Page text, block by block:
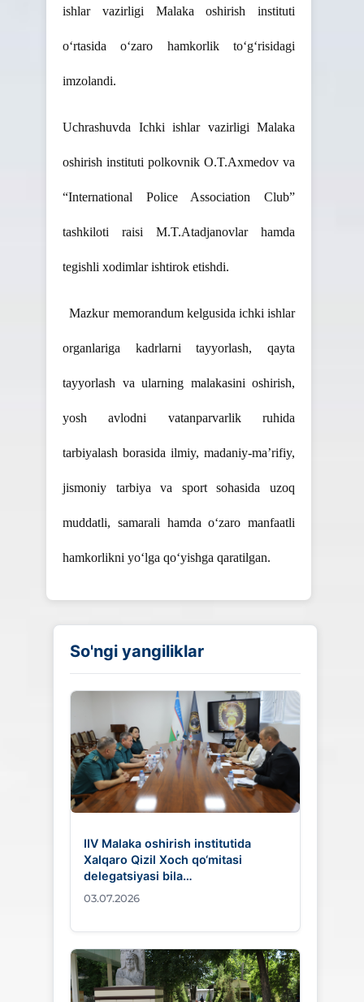
ishlar vazirligi Malaka oshirish instituti
o‘rtasida o‘zaro hamkorlik to‘g‘risidagi
imzolandi.
Uchrashuvda Ichki ishlar vazirligi Malaka
oshirish instituti polkovnik O.T.Axmedov va
“International Police Association Club”
tashkiloti raisi M.T.Atadjanovlar hamda
tegishli xodimlar ishtirok etishdi.
Mazkur memorandum kelgusida ichki ishlar
organlariga kadrlarni tayyorlash, qayta
tayyorlash va ularning malakasini oshirish,
yosh avlodni vatanparvarlik ruhida
tarbiyalash borasida ilmiy, madaniy-maʼrifiy,
jismoniy tarbiya va sport sohasida uzoq
muddatli, samarali hamda o‘zaro manfaatli
hamkorlikni yo‘lga qo‘yishga qaratilgan.
So'ngi yangiliklar
IIV Malaka oshirish institutida
Xalqaro Qizil Xoch qo‘mitasi
delegatsiyasi bila…
03.07.2026